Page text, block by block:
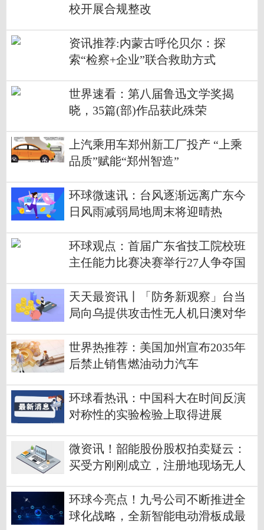
校开展合规整改
资讯推荐:内蒙古呼伦贝尔：探
索“检察+企业”联合救助方式
世界速看：第八届鲁迅文学奖揭
晓，35篇(部)作品获此殊荣
上汽乘用车郑州新工厂投产 “上乘
品质”赋能“郑州智造”
环球微速讯：台风逐渐远离广东今
日风雨减弱局地周末将迎晴热
环球观点：首届广东省技工院校班
主任能力比赛决赛举行27人争夺国
天天最资讯丨「防务新观察」台当
局向乌提供攻击性无人机日澳对华
世界热推荐：美国加州宣布2035年
后禁止销售燃油动力汽车
环球看热讯：中国科大在时间反演
对称性的实验检验上取得进展
微资讯！韶能股份股权拍卖疑云：
买受方刚刚成立，注册地现场无人
环球今亮点！九号公司不断推进全
球化战略，全新智能电动滑板成最